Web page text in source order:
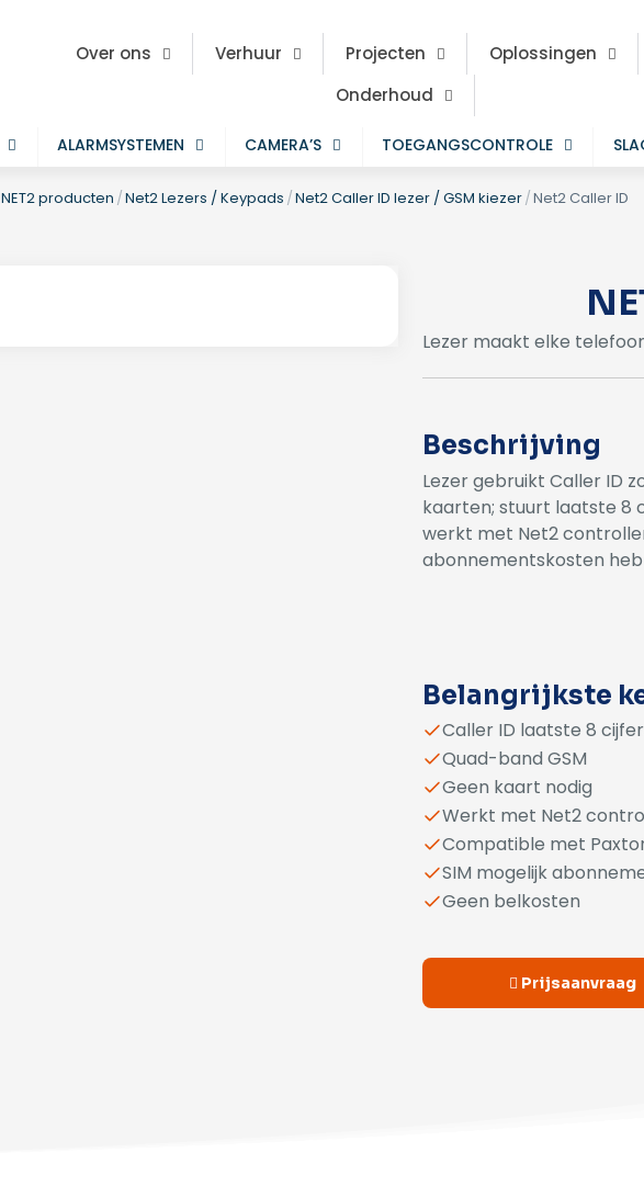
Over ons Verhuur Projecten Oplossingen
Onderhoud
ALARMSYSTEMEN CAMERA’S TOEGANGSCONTROLE
NET2 producten /Net2 Lezers / Keypads /Net2 Caller ID lezer / GSM kiezer/Net2 Caller ID
Lezer maakt elke
Beschrijving
Lezer gebruikt Caller ID
kaarten; stuurt laatste 8
werkt met Net2
abonnementskosten
Belangrijkste
Caller ID laatste 8
Quad-band GSM
Geen kaart nodig
Werkt met Net2
Compatible met
SIM mogelijk
Geen belkosten
Prijsaanvraag